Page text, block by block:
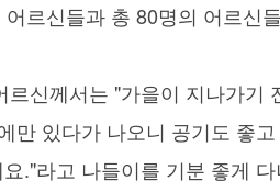
르신들과 총 80명의 어르신
르신께서는 "가을이 지나가
만 있다가 나오니 공기도 좋
."라고 나들이를 기분 좋게